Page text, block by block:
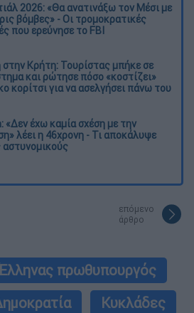
2026: «Θα ανατινάξω τον Μέσι με
βόμβες» - Οι τρομοκρατικές
που ερεύνησε το FBI
στην Κρήτη: Τουρίστας μπήκε σε
και ρώτησε πόσο «κοστίζει»
κορίτσι για να ασελγήσει πάνω του
«Δεν έχω καμία σχέση με την
λέει η 46χρονη - Τι αποκάλυψε
αστυνομικούς
επόμενο
άρθρο
πρωθυπουργός
Κυκλάδες